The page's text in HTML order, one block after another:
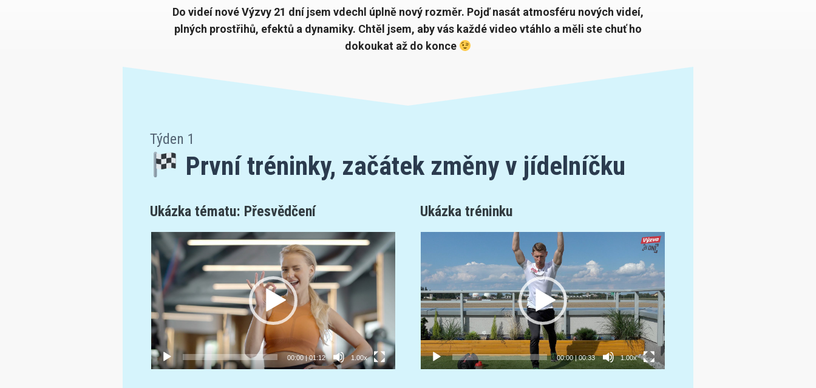
Do videí nové Výzvy 21 dní jsem vdechl úplně nový rozměr. Pojď nasát atmosféru nových videí,
plných prostřihů, efektů a dynamiky. Chtěl jsem, aby vás každé video vtáhlo a měli ste chuť ho
dokoukat až do konce
Týden 1
První tréninky, začátek změny v jídelníčku
Ukázka tématu: Přesvědčení
Video
přehrávač
00:00|01:12 1.00x
Ukázka tréninku
00:00|00:33 1.00x